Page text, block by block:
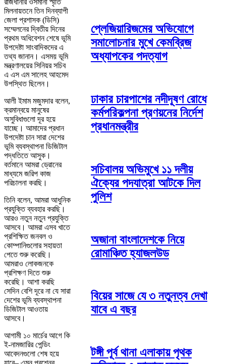
মিলনায়তনে তিন দিনব্যাপী
জেলা প্রশাসক (ডিসি)
সম্মেলনের দ্বিতীয় দিনের
প্রথম অধিবেশন শেষে ভূমি
উপদেষ্টা সাংবাদিকদের এ
তথ্য জানান। এসময় ভূমি
মন্ত্রণালয়ের সিনিয়র সচিব
এ এস এম সালেহ আহমেদ
উপস্থিত ছিলেন।
আলী ইমাম মজুমদার বলেন,
ক্রমান্বয়ে মানুষের
অসুবিধাগুলো দূর হয়ে
যাচ্ছে। আমাদের প্রধান
উপদেষ্টা চান সারা দেশের
ভূমি ব্যবস্থাপনা ডিজিটাল
পদ্ধতিতে আসুক।
বর্তমানে আমরা ড্রোনের
মাধ্যমে জরিপ কাজ
পরিচালনা করছি।
তিনি বলেন, আমরা আধুনিক
প্রযুক্তি ব্যবহার করছি।
আরও নতুন নতুন প্রযুক্তি
আসবে। আমরা এসব খাতে
প্রশিক্ষিত জনবল ও
কোম্পানিগুলোর সহায়তা
পেতে শুরু করেছি।
আমরাও লোকজনকে
প্রশিক্ষণ দিতে শুরু
করেছি। আশা করছি
সেদিন বেশি দূরে না যে সারা
দেশের ভূমি ব্যবস্থাপনা
ডিজিটাল আওতায়
আসবে।
আগামী ১০ মার্চের আগে কি
ই-নামজারির পেন্ডিং
আবেদনগুলো শেষ হয়ে
প্লেজিয়ারিজমের অভিযোগে
সমালোচনার মুখে কেমব্রিজ
অধ্যাপকের পদত্যাগ
ঢাকার চারপাশের নদীদূষণ রোধে
কর্মপরিকল্পনা প্রণয়নের নির্দেশ
প্রধানমন্ত্রীর
সচিবালয় অভিমুখে ১১ দলীয়
ঐক্যের পদযাত্রা আটকে দিল
পুলিশ
অজানা বাংলাদেশকে নিয়ে
রোমাঞ্চিত হ্যাজলউড
বিয়ের সাজে যে ৩ নতুনত্ব দেখা
যাবে এ বছর
টঙ্গী পূর্ব থানা এলাকায় পৃথক